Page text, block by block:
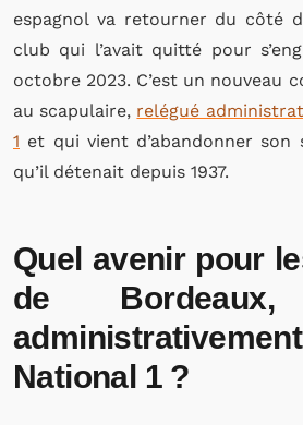
espagnol va retourner du côté
club qui l’avait quitté pour
octobre 2023. C’est un nouveau
au scapulaire, relégué
1 et qui vient d’abandonner
qu’il détenait depuis 1937.
Quel avenir pour
de Bordeaux,
National 1 ?